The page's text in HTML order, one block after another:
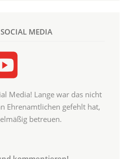
MEDIA
Media! Lange war das nicht
Ehrenamtlichen gefehlt hat,
betreuen.